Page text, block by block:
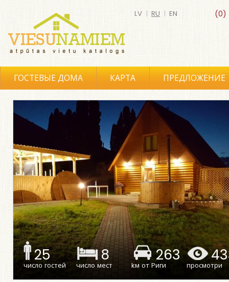
(0)
LV | RU | EN
ГОСТЕВЫЕ ДОМА КАРТА ПРЕДЛОЖЕНИЕ
25
число гостей
8
число мест
263
kм от Риги просмотри